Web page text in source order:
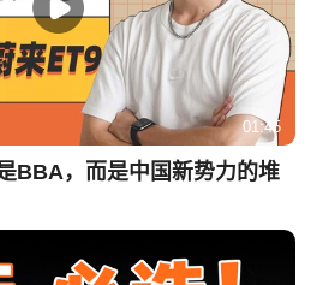
01:45
BBA，而是中国新势力的堆